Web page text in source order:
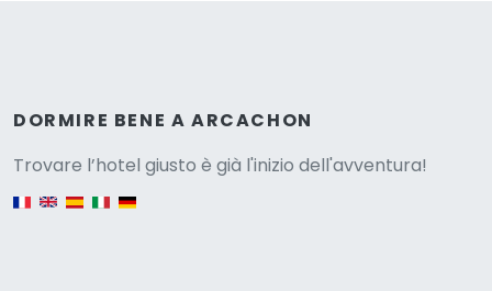
DORMIRE BENE A ARCACHON
Trovare l’hotel giusto è già l'inizio dell'avventura!